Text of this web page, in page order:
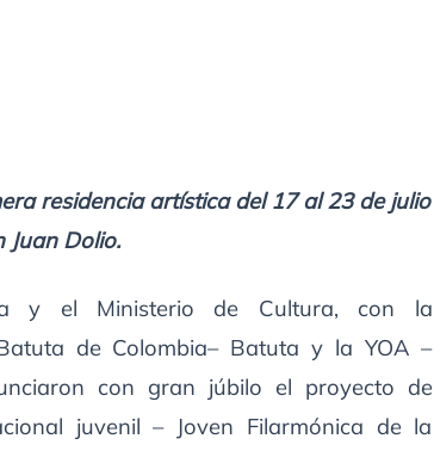
residencia artística del 17 al 23 de julio
Juan Dolio.
y el Ministerio de Cultura, con la
de Colombia– Batuta y la YOA –
con gran júbilo el proyecto de
juvenil – Joven Filarmónica de la